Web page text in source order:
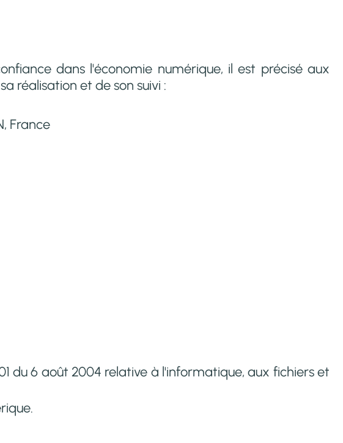
dans l'économie numérique, il est précisé aux
réalisation et de son suivi :
France
du 6 août 2004 relative à l'informatique, aux fichiers et